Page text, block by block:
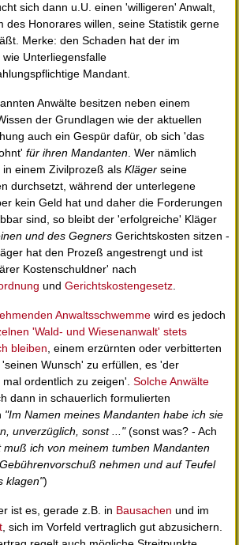
sich dann u.U. einen 'willigeren' Anwalt,
des Honorares willen, seine Statistik gerne
Merke: den Schaden hat der im
Unterliegensfalle
Mandant.
Anwälte besitzen neben einem
der Grundlagen wie der aktuellen
auch ein Gespür dafür, ob sich 'das
für ihren Mandanten. Wer nämlich
einem Zivilprozeß als Kläger seine
durchsetzt, während der unterlegene
kein Geld hat und daher die Forderungen
sind, so bleibt der 'erfolgreiche' Kläger
und des Gegners Gerichtskosten sitzen -
hat den Prozeß angestrengt und ist
Kostenschuldner' nach
und Gerichtskostengesetz.
Anwaltsschwemme wird es jedoch
'Wald- und Wiesenanwalt' stets
bleiben, einem erzürnten oder verbitterten
Wunsch' zu erfüllen, es 'der
ordentlich zu zeigen'. Solche Anwälte
dann in schauerlich formulierten
"Im Namen meines Mandanten habe ich sie
unverzüglich, sonst ..."(sonst was? - Ach
muß ich von meinem tumben Mandanten
nehmen und auf Teufel
klagen")
ist es, gerade z.B. in Bausachen und im
, sich im Vorfeld vertraglich gut abzusichern.